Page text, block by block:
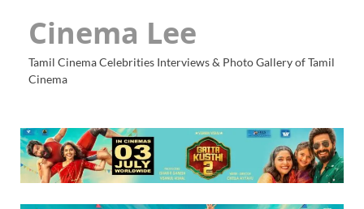
Cinema Lee
Tamil Cinema Celebrities Interviews & Photo Gallery of Tamil
Cinema